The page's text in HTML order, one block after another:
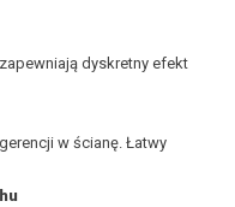
dyskretny efekt
w ścianę. Łatwy